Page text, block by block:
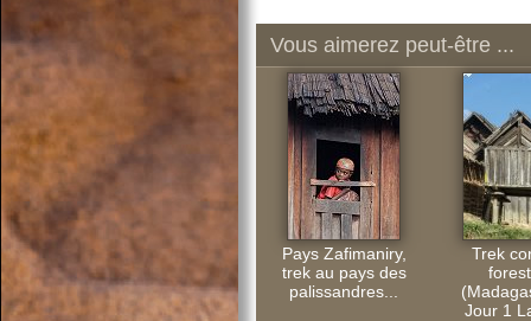
Vous aimerez peut-être ...
Pays Zafimaniry,
trek au pays des
palissandres...
Trek
Jour 1